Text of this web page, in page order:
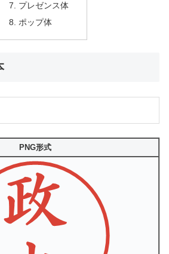
プレゼンス体
ポップ体
PNG形式